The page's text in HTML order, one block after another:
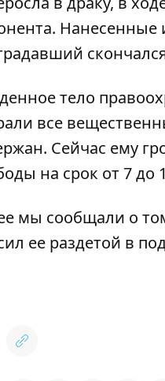
тело
все
Сейчас ему
на срок от 7 до
мы сообщали о
ее раздетой в